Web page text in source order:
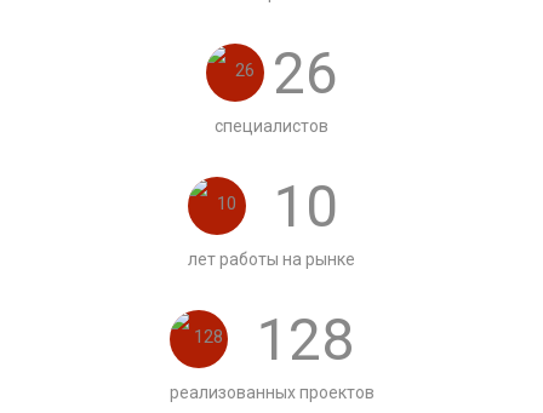
26
специалистов
10
лет работы на рынке
128
реализованных проектов